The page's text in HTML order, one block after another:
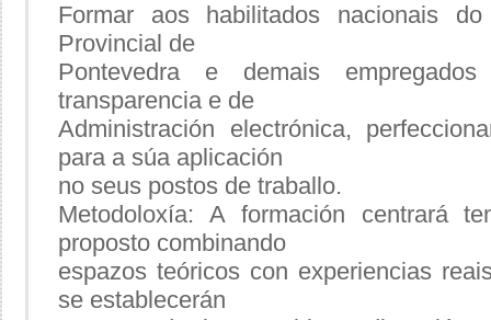
Formar aos habilitados nacionais
Provincial de
Pontevedra e demais
transparencia e de
Administración electrónica,
para a súa aplicación
no seus postos de traballo.
Metodoloxía: A formación centrará
proposto combinando
espazos teóricos con experiencias
se establecerán